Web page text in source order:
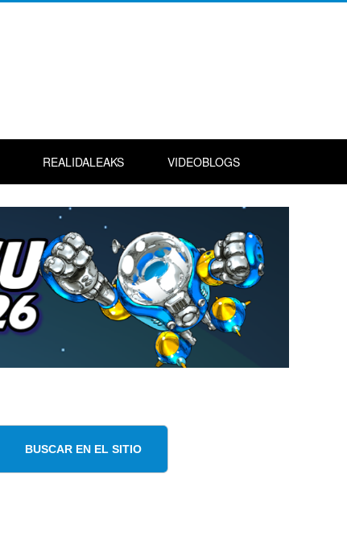
REALIDALEAKS VIDEOBLOGS
BUSCAR EN EL SITIO